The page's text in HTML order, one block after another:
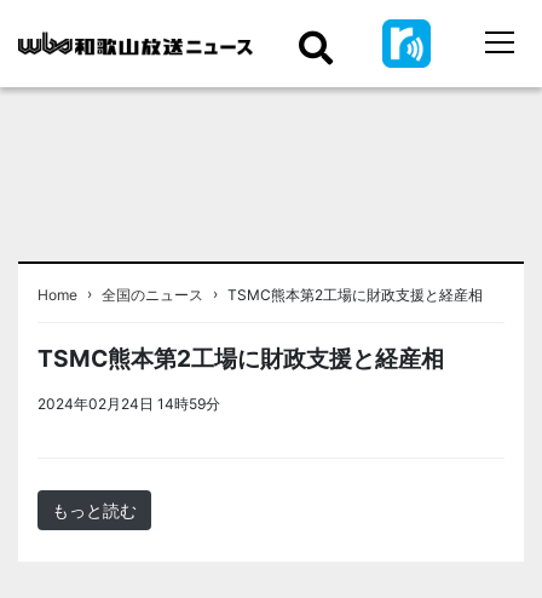
Home › 全国のニュース › TSMC熊本第2工場に財政支援と経産相
TSMC熊本第2工場に財政支援と経産相
2024年02月24日 14時59分
もっと読む